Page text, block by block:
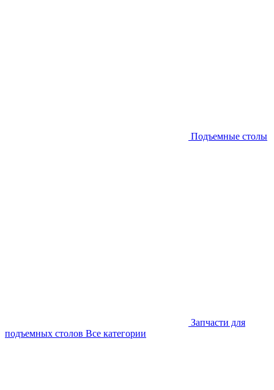
Подъемные столы
Запчасти для
подъемных столов Все категории